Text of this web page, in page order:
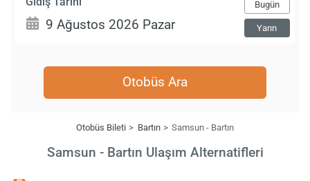
Bugün
Yarın
Otobüs Ara
Otobüs Bileti Bartın Samsun - Bartın
Samsun - Bartın Ulaşım Alternatifleri